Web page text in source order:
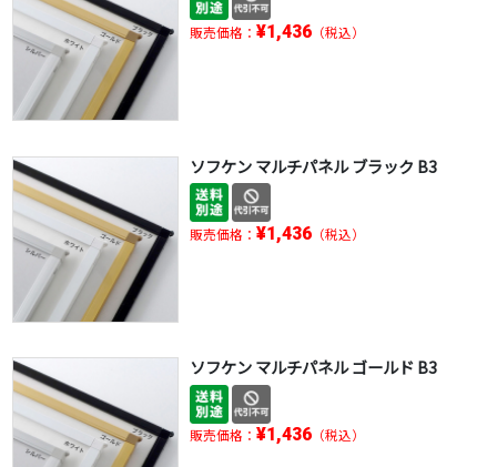
販売価格： ¥1,436（税込）
ソフケン マルチパネル ブラック B3
販売価格： ¥1,436（税込）
ソフケン マルチパネル ゴールド B3
販売価格： ¥1,436（税込）